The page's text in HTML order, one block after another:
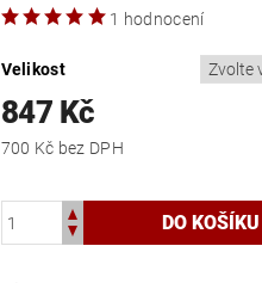
1 hodnocení
Velikost
847 Kč
700 Kč bez DPH